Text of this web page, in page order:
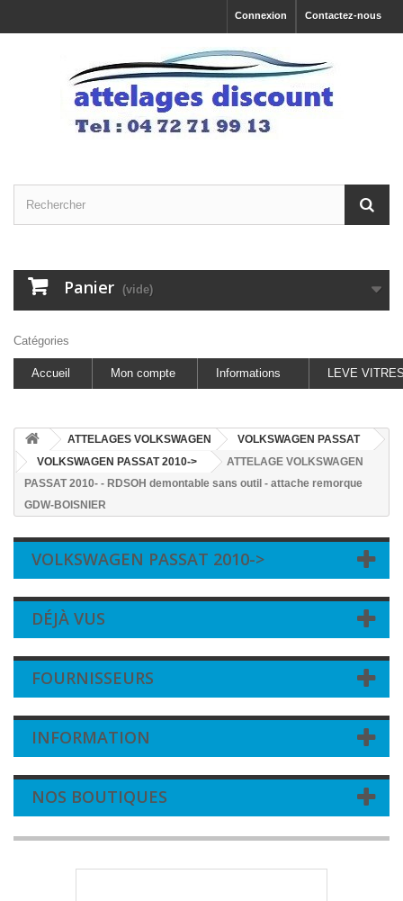
Contactez-nous
Connexion
Panier (vide)
Catégories
Accueil Mon compte Informations LEVE
ATTELAGES VOLKSWAGEN
VOLKSWAGEN PASSAT
VOLKSWAGEN PASSAT 2010->
ATTELAGE VOLKSWAGEN
PASSAT 2010- - RDSOH demontable sans outil - attache remorque
GDW-BOISNIER
VOLKSWAGEN PASSAT 2010->
DÉJÀ VUS
FOURNISSEURS
INFORMATION
NOS BOUTIQUES